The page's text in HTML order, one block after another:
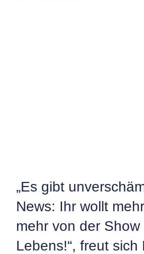
„Es gibt
News: Ihr wollt
mehr von der Show
Lebens!“, freut sich